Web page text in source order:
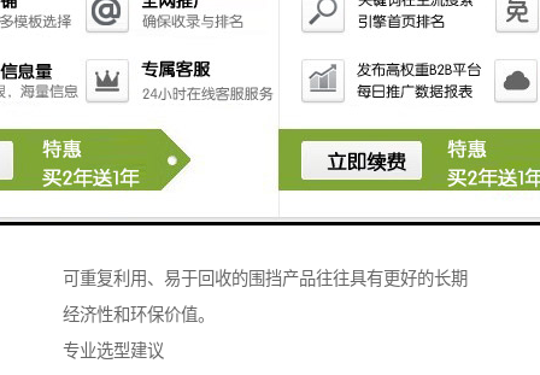
美观与形象展示：围挡作为工程项目的“第一张名片”，
其外观设计直接影响公众对工程的印象。
选择围挡时，应考虑其色彩搭配、版面设计是否与工程
定位相符，是否能够成为项目宣传的有效载体。
经济性与可持续性：在满足功能需求的前提下，应综合
可重复利用、易于回收的围挡产品往往具有更好的长期
经济性和环保价值。
专业选型建议